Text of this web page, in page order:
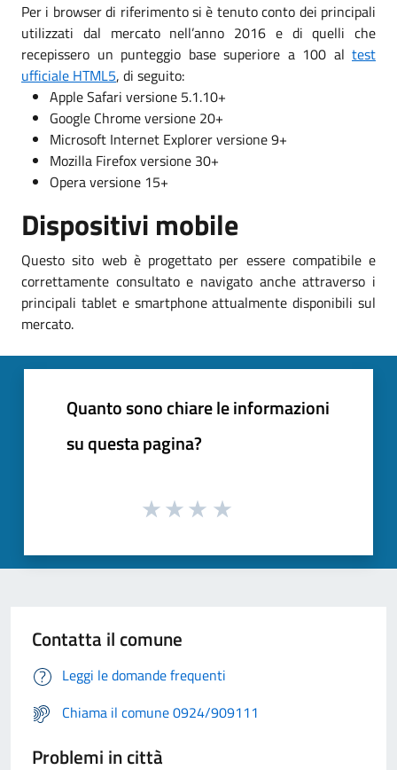
Per i browser di riferimento si è tenuto conto dei principali
utilizzati dal mercato nell’anno 2016 e di quelli che
recepissero un punteggio base superiore a 100 al test
ufficiale HTML5, di seguito:
Apple Safari versione 5.1.10+
Google Chrome versione 20+
Microsoft Internet Explorer versione 9+
Mozilla Firefox versione 30+
Opera versione 15+
Dispositivi mobile
Questo sito web è progettato per essere compatibile e
correttamente consultato e navigato anche attraverso i
principali tablet e smartphone attualmente disponibili sul
mercato.
Quanto sono chiare le informazioni
su questa pagina?
Contatta il comune
Leggi le domande frequenti
Chiama il comune 0924/909111
Problemi in città